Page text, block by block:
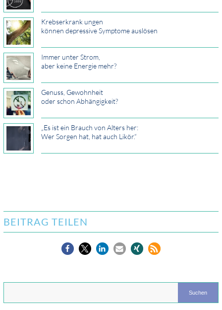
Krebserkrank­ ­ungen
können depressive Symptome auslösen
Immer unter Strom,
aber keine Energie mehr?
Genuss, Gewohnheit
oder schon Abhängigkeit?
„Es ist ein Brauch von Alters her:
Wer Sorgen hat, hat auch Likör.“
BEITRAG TEILEN